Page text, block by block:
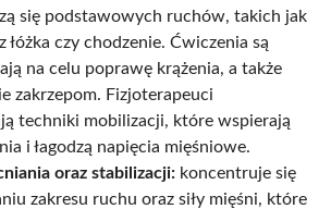
się podstawowych ruchów, takich jak
łóżka czy chodzenie. Ćwiczenia są
na celu poprawę krążenia, a także
zakrzepom. Fizjoterapeuci
techniki mobilizacji, które wspierają
i łagodzą napięcia mięśniowe.
oraz stabilizacji: koncentruje się
zakresu ruchu oraz siły mięśni, które